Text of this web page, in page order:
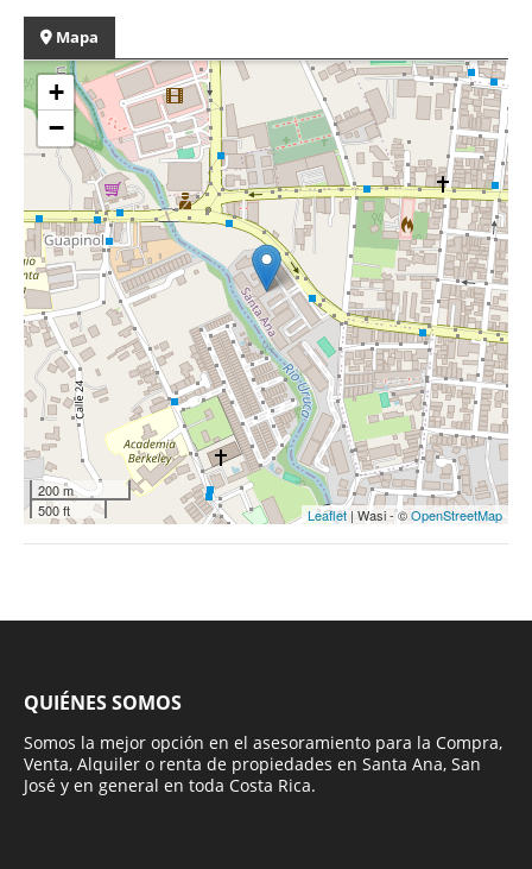
Mapa
+
−
200 m
500 ft
Leaflet | Wasi - ©OpenStreetMap
QUIÉNES SOMOS
Somos la mejor opción en el asesoramiento para la Compra,
Venta, Alquiler o renta de propiedades en Santa Ana, San
José y en general en toda Costa Rica.